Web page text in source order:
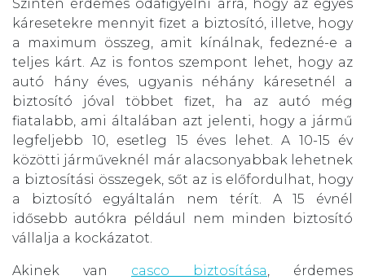
Szintén érdemes odafigyelni arra, hogy az egyes
káresetekre mennyit fizet a biztosító, illetve, hogy
a maximum összeg, amit kínálnak, fedezné-e a
teljes kárt. Az is fontos szempont lehet, hogy az
autó hány éves, ugyanis néhány káresetnél a
biztosító jóval többet fizet, ha az autó még
fiatalabb, ami általában azt jelenti, hogy a jármű
legfeljebb 10, esetleg 15 éves lehet. A 10-15 év
közötti járműveknél már alacsonyabbak lehetnek
a biztosítási összegek, sőt az is előfordulhat, hogy
a biztosító egyáltalán nem térít. A 15 évnél
idősebb autókra például nem minden biztosító
vállalja a kockázatot.
Akinek van casco biztosítása, érdemes